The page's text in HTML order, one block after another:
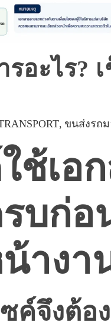
อะไร?
ขนส่งรถ
ช้เอ
บก่อ
างา
ค์จึงต้อ